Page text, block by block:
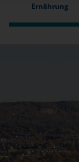
Ernährung